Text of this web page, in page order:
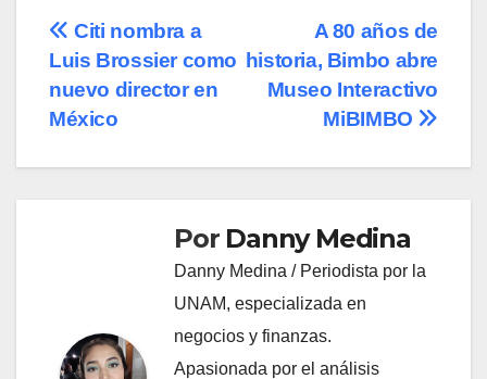
Navegación
de
entradas
A 80 años de
historia, Bimbo abre
Museo Interactivo
MiBIMBO
Citi nombra a
Luis Brossier como
nuevo director en
México
Por Danny Medina
Danny Medina / Periodista por la
UNAM, especializada en
negocios y finanzas.
Apasionada por el análisis